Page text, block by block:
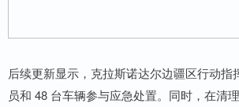
后续更新显示，克拉斯诺达尔边疆区行动指
员和 48 台车辆参与应急处置。同时，在清